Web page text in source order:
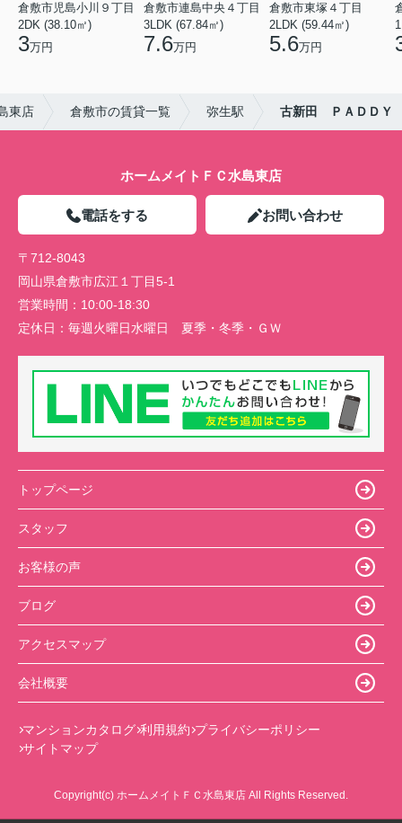
倉敷市児島小川９丁目
2DK (38.10㎡)
3万円
倉敷市連島中央４丁目
3LDK (67.84㎡)
7.6万円
倉敷市東塚４丁目
2LDK (59.44㎡)
5.6万円
東店 倉敷市の賃貸一覧 弥生駅 古新田 ＰＡＤＤＹ
ホームメイトＦＣ水島東店
電話をする お問い合わせ
〒712-8043
岡山県倉敷市広江１丁目5-1
営業時間： 10:00-18:30
定休日： 毎週火曜日水曜日 夏季・冬季・ＧＷ
トップページ
スタッフ
お客様の声
ブログ
アクセスマップ
会社概要
マンションカタログ 利用規約 プライバシーポリシー
サイトマップ
Copyright(c) ホームメイトＦＣ水島東店 All Rights Reserved.